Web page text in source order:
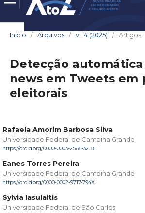
Início / Arquivos / v. 14 (2025) / Artigos
Detecção
news em Tweets em
eleitorais
Rafaela Amorim Barbosa Silva
Universidade Federal de Campina Grande
https://orcid.org/0000-0003-2568-3218
Eanes Torres Pereira
Universidade Federal de Campina Grande
https://orcid.org/0000-0002-9717-794X
Sylvia Iasulaitis
Universidade Federal de São Carlos